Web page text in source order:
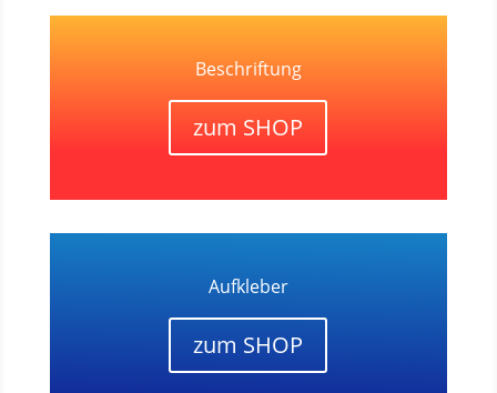
Beschriftung
zum SHOP
Aufkleber
zum SHOP